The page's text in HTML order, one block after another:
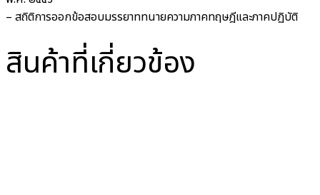
– สถิติการออกข้อสอบมรรยาททนายความภาคทฤษฎีและภาคปฏิบัติ
สินค้าที่เกี่ยวข้อง